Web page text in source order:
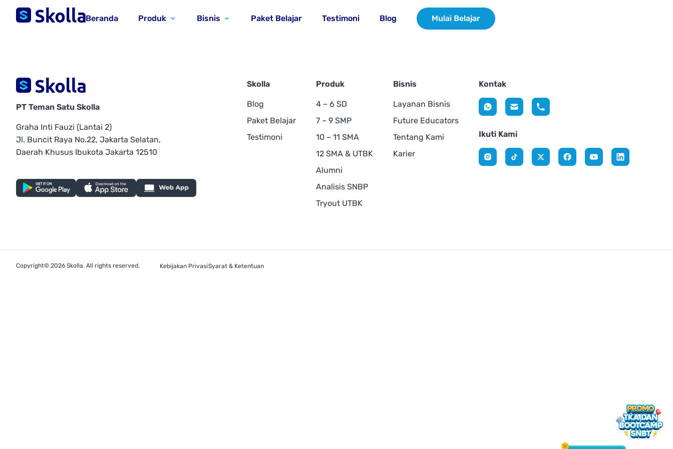
Beranda Produk Bisnis Paket Belajar Testimoni Blog Mulai Belajar
PT Teman Satu Skolla
Graha Inti Fauzi (Lantai 2)
Jl. Buncit Raya No.22, Jakarta Selatan,
Daerah Khusus Ibukota Jakarta 12510
Skolla
Blog
Paket Belajar
Testimoni
Produk
4 – 6 SD
7 – 9 SMP
10 – 11 SMA
12 SMA & UTBK
Alumni
Analisis SNBP
Tryout UTBK
Bisnis
Layanan Bisnis
Future Educators
Tentang Kami
Karier
Kontak
Ikuti Kami
Copyright© 2026 Skolla. All rights reserved. Kebijakan PrivasiSyarat & Ketentuan